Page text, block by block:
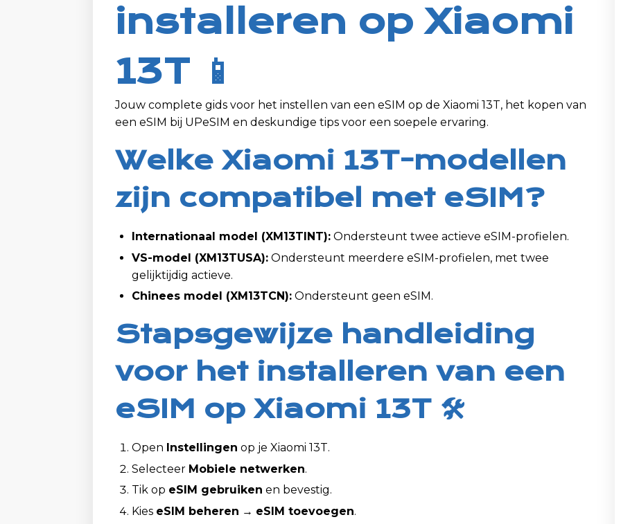
installeren op Xiaomi
13T 📱
Jouw complete gids voor het instellen van een eSIM op de Xiaomi 13T, het kopen van
een eSIM bij UPeSIM en deskundige tips voor een soepele ervaring.
Welke Xiaomi 13T-modellen
zijn compatibel met eSIM?
Internationaal model (XM13TINT): Ondersteunt twee actieve eSIM-profielen.
VS-model (XM13TUSA): Ondersteunt meerdere eSIM-profielen, met twee
gelijktijdig actieve.
Chinees model (XM13TCN): Ondersteunt geen eSIM.
Stapsgewijze handleiding
voor het installeren van een
eSIM op Xiaomi 13T 🛠️
Open Instellingen op je Xiaomi 13T.
Selecteer Mobiele netwerken.
Tik op eSIM gebruiken en bevestig.
Kies eSIM beheren → eSIM toevoegen.